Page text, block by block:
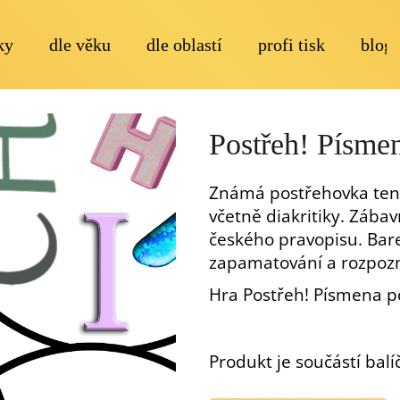
dle věku dle oblastí profi tisk blog
Postřeh!
Známá postřehovka
včetně diakritiky.
českého pravopisu.
zapamatování a
Hra Postřeh! Písmena
Produkt je součástí
Doporučujeme